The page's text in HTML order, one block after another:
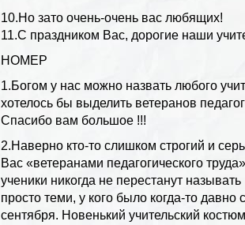
10.Но зато очень-очень вас любящих!
11.С праздником Вас, дорогие наши
НОМЕР
1.Богом у нас можно назвать любого
хотелось бы выделить ветеранов
Спасибо вам большое !!!
2.Наверно кто-то слишком строгий и
Вас «ветеранами педагогического
ученики никогда не перестанут
просто теми, у кого было когда-то
сентября. Новенький учительский